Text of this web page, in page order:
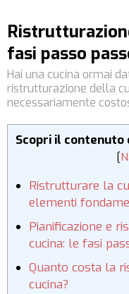
fasi passo
Hai una cucina ormai
ristrutturazione della
necessariamente
Scopri il contenuto
[
Ristrutturare la
elementi
Pianificazione e
cucina: le fasi
Quanto costa la
cucina?